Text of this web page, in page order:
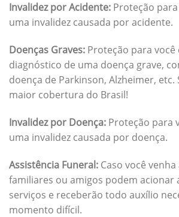
Invalidez por Acidente: Proteção
uma invalidez causada por acidente.
Doenças Graves: Proteção para você
diagnóstico de uma doença grave,
doença de Parkinson, Alzheimer, etc.
maior cobertura do Brasil!
Invalidez por Doença: Proteção para
uma invalidez causada por doença.
Assistência Funeral: Caso você
familiares ou amigos podem acionar
serviços e receberão todo auxílio
momento difícil.